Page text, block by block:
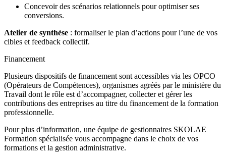
Concevoir des scénarios relationnels pour optimiser ses
conversions.
Atelier de synthèse : formaliser le plan d’actions pour l’une de vos
cibles et feedback collectif.
Financement
Plusieurs dispositifs de financement sont accessibles via les OPCO
(Opérateurs de Compétences), organismes agréés par le ministère du
Travail dont le rôle est d’accompagner, collecter et gérer les
contributions des entreprises au titre du financement de la formation
professionnelle.
Pour plus d’information, une équipe de gestionnaires SKOLAE
Formation spécialisée vous accompagne dans le choix de vos
formations et la gestion administrative.